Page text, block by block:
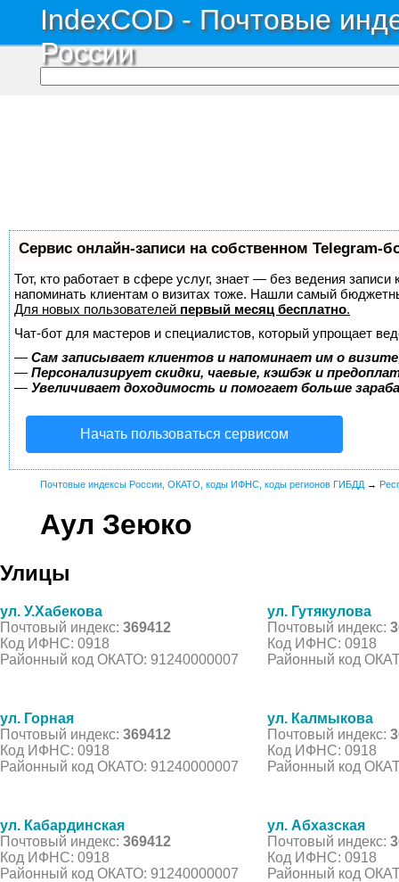
IndexCOD - Почтовые
России
Сервис онлайн-записи на собственном Telegram-
Тот, кто работает в сфере услуг, знает — без ведения
напоминать клиентам о визитах тоже. Нашли самый
Для новых пользователей первый месяц бесплатно.
Чат-бот для мастеров и специалистов, который упрощает
— Сам записывает клиентов и напоминает им о
— Персонализирует скидки, чаевые, кэшбэк и
— Увеличивает доходимость и помогает больше
Начать пользоваться сервисом
Почтовые индексы России, ОКАТО, коды ИФНС, коды регионов ГИБДД →
Аул Зеюко
Улицы
ул. У.Хабекова
Почтовый индекс: 369412
Код ИФНС: 0918
Районный код ОКАТО: 91240000007
ул. Гутякулова
Почтовый индекс:
Код ИФНС: 0918
Районный код
ул. Горная
Почтовый индекс: 369412
Код ИФНС: 0918
Районный код ОКАТО: 91240000007
ул. Калмыкова
Почтовый индекс:
Код ИФНС: 0918
Районный код
ул. Кабардинская
Почтовый индекс: 369412
Код ИФНС: 0918
Районный код ОКАТО: 91240000007
ул. Абхазская
Почтовый индекс:
Код ИФНС: 0918
Районный код